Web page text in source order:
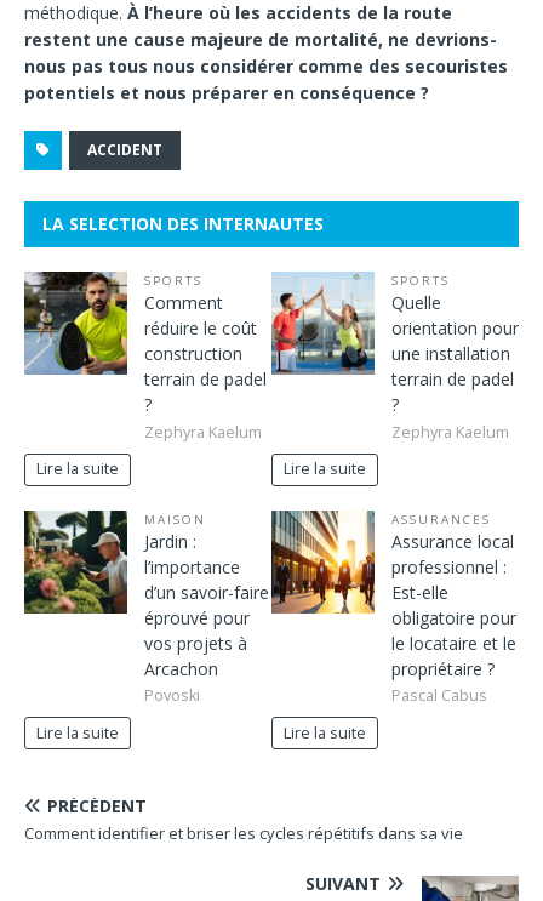
méthodique. À l’heure où les accidents de la route
restent une cause majeure de mortalité, ne devrions-
nous pas tous nous considérer comme des secouristes
potentiels et nous préparer en conséquence ?
ACCIDENT
LA SELECTION DES INTERNAUTES
SPORTS
Comment
réduire le coût
construction
terrain de padel
?
Zephyra Kaelum
Lire la suite
SPORTS
Quelle
orientation pour
une installation
terrain de padel
?
Zephyra Kaelum
Lire la suite
MAISON
Jardin :
l’importance
d’un savoir-faire
éprouvé pour
vos projets à
Arcachon
Povoski
Lire la suite
ASSURANCES
Assurance local
professionnel :
Est-elle
obligatoire pour
le locataire et le
propriétaire ?
Pascal Cabus
Lire la suite
PRÉCÉDENT
Comment identifier et briser les cycles répétitifs dans sa vie
SUIVANT